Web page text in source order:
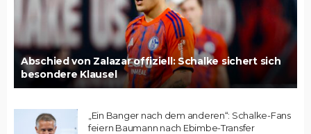
Abschied von Zalazar offiziell: Schalke sichert sich
besondere Klausel
„Ein Banger nach dem anderen“: Schalke-Fans
feiern Baumann nach Ebimbe-Transfer